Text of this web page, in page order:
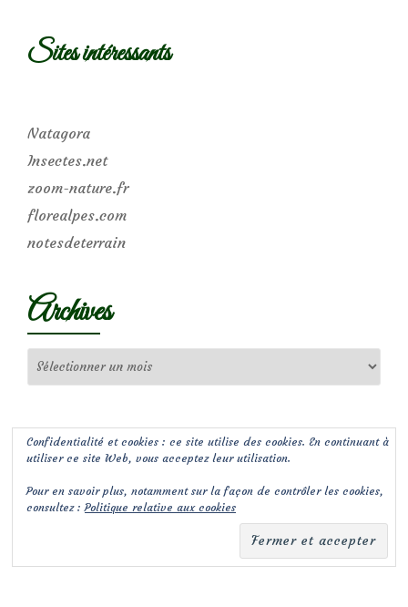
Sites intéressants
Natagora
Insectes.net
zoom-nature.fr
florealpes.com
notesdeterrain
Archives
Confidentialité et cookies : ce site utilise des cookies. En continuant à
utiliser ce site Web, vous acceptez leur utilisation.
Pour en savoir plus, notamment sur la façon de contrôler les cookies,
consultez :Politique relative aux cookies